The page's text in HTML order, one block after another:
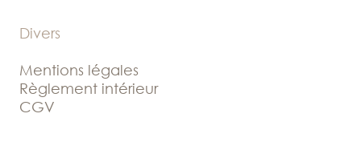
Divers
Mentions légales
Règlement intérieur
CGV